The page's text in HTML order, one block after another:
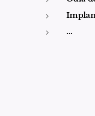
...